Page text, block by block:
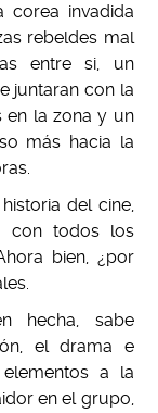
corea invadida
rebeldes mal
entre si, un
juntaran con la
en la zona y un
más hacia la
del cine,
con todos los
bien, ¿por
hecha, sabe
el drama e
a la
en el grupo,